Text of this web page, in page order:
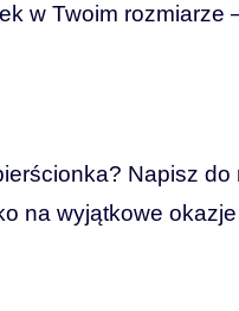
w Twoim rozmiarze
Napisz do
na wyjątkowe